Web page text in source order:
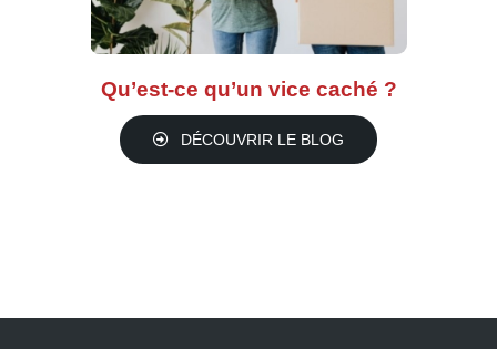
Qu’est-ce qu’un vice caché ?
DÉCOUVRIR LE BLOG